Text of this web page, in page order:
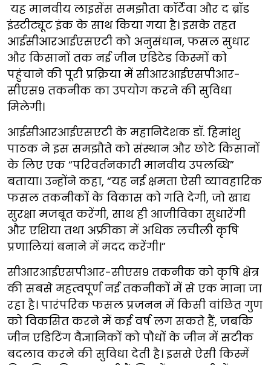
यह मानवीय लाइसेंस समझौता कॉर्टेवा और द ब्रॉड
इंस्टीट्यूट इंक के साथ किया गया है। इसके तहत
आईसीआरआईएसएटी को अनुसंधान, फसल सुधार
और किसानों तक नई जीन एडिटेड किस्मों को
पहुंचाने की पूरी प्रक्रिया में सीआरआईएसपीआर-
सीएस9 तकनीक का उपयोग करने की सुविधा
मिलेगी।
आईसीआरआईएसएटी के महानिदेशक डॉ. हिमांशु
पाठक ने इस समझौते को संस्थान और छोटे किसानों
के लिए एक “परिवर्तनकारी मानवीय उपलब्धि”
बताया। उन्होंने कहा, “यह नई क्षमता ऐसी व्यावहारिक
फसल तकनीकों के विकास को गति देगी, जो खाद्य
सुरक्षा मजबूत करेंगी, साथ ही आजीविका सुधारेंगी
और एशिया तथा अफ्रीका में अधिक लचीली कृषि
प्रणालियां बनाने में मदद करेंगी।”
सीआरआईएसपीआर-सीएस9 तकनीक को कृषि क्षेत्र
की सबसे महत्वपूर्ण नई तकनीकों में से एक माना जा
रहा है। पारंपरिक फसल प्रजनन में किसी वांछित गुण
को विकसित करने में कई वर्ष लग सकते हैं, जबकि
जीन एडिटिंग वैज्ञानिकों को पौधों के जीन में सटीक
बदलाव करने की सुविधा देती है। इससे ऐसी किस्में